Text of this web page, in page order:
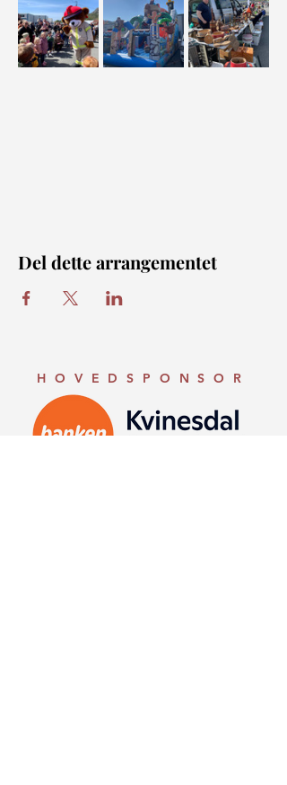
Del dette arrangementet
HOVEDSPONSOR